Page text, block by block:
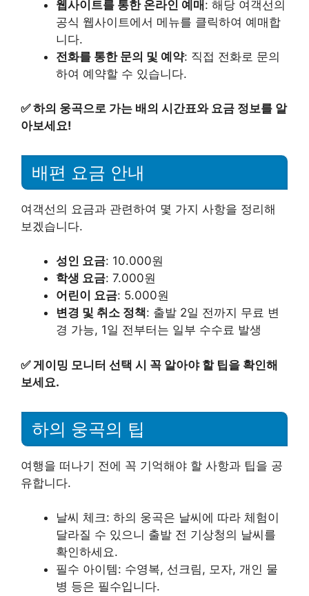
웹사이트를 통한 온라인 예매 : 해당 여객선의
공식 웹사이트에서 메뉴를 클릭하여 예매합
니다.
전화를 통한 문의 및 예약: 직접 전화로 문의
하여 예약할 수 있습니다.
✅하의 웅곡으로 가는 배의 시간표와 요금 정보를 알
아보세요!
배편 요금 안내
여객선의 요금과 관련하여 몇 가지 사항을 정리해
보겠습니다.
성인 요금: 10.000원
학생 요금: 7.000원
어린이 요금: 5.000원
변경 및 취소 정책: 출발 2일 전까지 무료 변
경 가능, 1일 전부터는 일부 수수료 발생
✅게이밍 모니터 선택 시 꼭 알아야 할 팁을 확인해
보세요.
하의 웅곡의 팁
여행을 떠나기 전에 꼭 기억해야 할 사항과 팁을 공
유합니다.
날씨 체크: 하의 웅곡은 날씨에 따라 체험이
달라질 수 있으니 출발 전 기상청의 날씨를
확인하세요.
필수 아이템: 수영복, 선크림, 모자, 개인 물
병 등은 필수입니다.